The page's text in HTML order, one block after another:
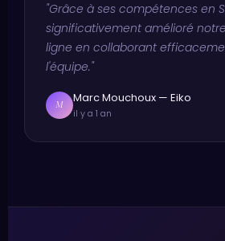
"Grâce à ses compétences en
significativement amélioré
ligne en collaborant
l'équipe."
M Marc Mouchoux — Eiko
il y a 1 an